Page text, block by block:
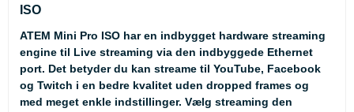
ISO
ATEM Mini Pro ISO har en indbygget hardware streaming
engine til Live streaming via den indbyggede Ethernet
port. Det betyder du kan streame til YouTube, Facebook
og Twitch i en bedre kvalitet uden dropped frames og
med meget enkle indstillinger. Vælg streaming den